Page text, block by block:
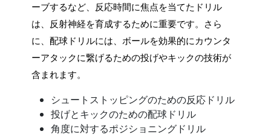
ーブするなど、反応時間に焦点を当てたドリル
は、反射神経を育成するために重要です。さら
に、配球ドリルには、ボールを効果的にカウンタ
ーアタックに繋げるための投げやキックの技術が
含まれます。
シュートストッピングのための反応ドリル
投げとキックのための配球ドリル
角度に対するポジショニングドリル